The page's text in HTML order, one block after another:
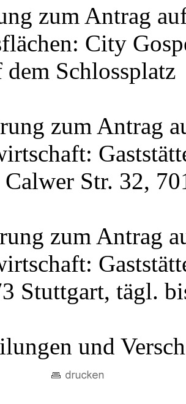
zum Antrag
City
dem Schlossplatz
zum Antrag
Str. 32,
zum Antrag
Stuttgart, tägl.
und